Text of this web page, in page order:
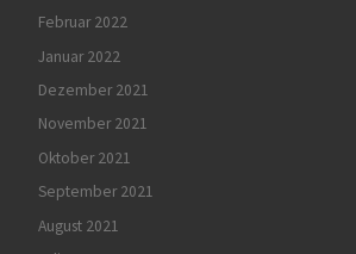
Februar 2022
Januar 2022
Dezember 2021
November 2021
Oktober 2021
September 2021
August 2021